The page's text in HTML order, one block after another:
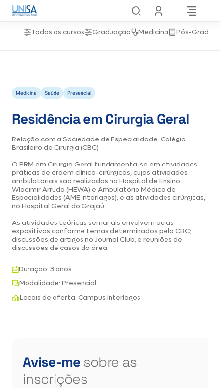
Todos os cursos Graduação Medicina Pós-
Medicina Saúde Presencial
Residência em Cirurgia Geral
Relação com a Sociedade de Especialidade: Colégio
Brasileiro de Cirurgia (CBC)
O PRM em Cirurgia Geral fundamenta-se em atividades
práticas de ordem clínico-cirúrgicas, cujas atividades
ambulatoriais são realizadas no Hospital de Ensino
Wladimir Arruda (HEWA) e Ambulatório Médico de
Especialidades (AME Interlagos); e as atividades cirúrgicas,
no Hospital Geral do Grajaú.
As atividades teóricas semanais envolvem aulas
expositivas conforme temas determinados pelo CBC;
discussões de artigos no Journal Club; e reuniões de
discussões de casos da área.
Duração: 3 anos
Modalidade: Presencial
Locais de oferta: Campus Interlagos
Avise-me sobre as
inscrições